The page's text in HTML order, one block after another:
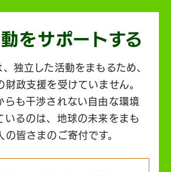
をサポートする
独立した活動をまもるため、
財政支援を受けていません。
らも干渉されない自由な環境
いるのは、地球の未来をまも
の皆さまのご寄付です。